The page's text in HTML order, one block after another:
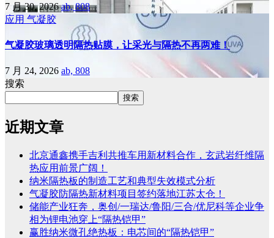
7 月 30, 2026ab, 808
应用 气凝胶
气凝胶玻璃透明隔热贴膜，让采光与隔热不再两难！
7 月 24, 2026 ab, 808
搜索
搜索
近期文章
北京通鑫携手吉利共推车用新材料合作，玄武岩纤维隔
热应用前景广阔！
纳米隔热板的制造工艺和典型失效模式分析
气凝胶防隔热新材料项目签约落地江苏太仓！
储能产业狂奔，奥创/一瑞达/鲁阳/三合/优尼科等企业争
相为锂电池穿上“隔热铠甲”
赢胜纳米微孔绝热板：电芯间的“隔热铠甲”